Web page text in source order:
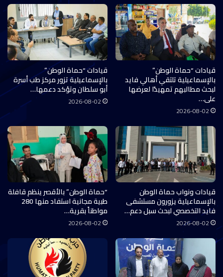
قيادات “حماة الوطن”
بالإسماعيلية تلتقي أهالي فايد
لبحث مطالبهم تمهيدًا لعرضها
على…
2026-08-02
قيادات “حماة الوطن”
بالإسماعيلية تزور مركز طب أسرة
أبو سلطان وتؤكد دعمها…
2026-08-02
قيادات ونواب حماة الوطن
بالإسماعيلية يزورون مستشفى
فايد التخصصي لبحث سبل دعم…
2026-08-02
“حماة الوطن” بالأقصر ينظم قافلة
طبية مجانية استفاد منها 280
مواطناً بقرية…
2026-08-02